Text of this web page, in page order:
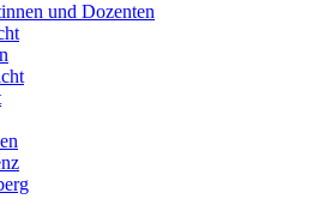
und Dozenten